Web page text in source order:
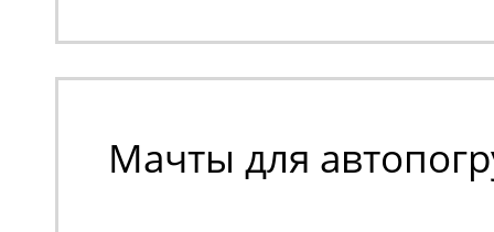
Мачты для